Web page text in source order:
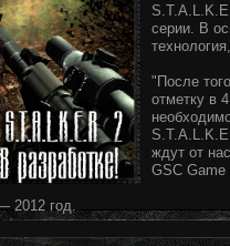
серии. В
"После
отметку в
ждут от
GSC Game
2012 год.